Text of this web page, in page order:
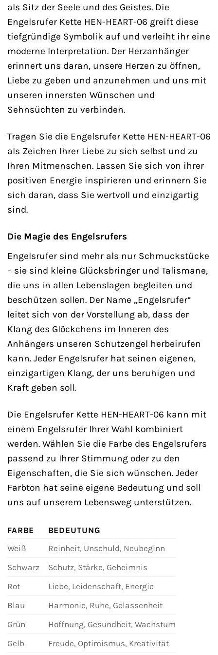
als Sitz der Seele und des Geistes. Die
Engelsrufer Kette HEN-HEART-06 greift diese
tiefgründige Symbolik auf und verleiht ihr eine
moderne Interpretation. Der Herzanhänger
erinnert uns daran, unsere Herzen zu öffnen,
Liebe zu geben und anzunehmen und uns mit
unseren innersten Wünschen und
Sehnsüchten zu verbinden.
Tragen Sie die Engelsrufer Kette HEN-HEART-06
als Zeichen Ihrer Liebe zu sich selbst und zu
Ihren Mitmenschen. Lassen Sie sich von ihrer
positiven Energie inspirieren und erinnern Sie
sich daran, dass Sie wertvoll und einzigartig
sind.
Die Magie des Engelsrufers
Engelsrufer sind mehr als nur Schmuckstücke
– sie sind kleine Glücksbringer und Talismane,
die uns in allen Lebenslagen begleiten und
beschützen sollen. Der Name „Engelsrufer“
leitet sich von der Vorstellung ab, dass der
Klang des Glöckchens im Inneren des
Anhängers unseren Schutzengel herbeirufen
kann. Jeder Engelsrufer hat seinen eigenen,
einzigartigen Klang, der uns beruhigen und
Kraft geben soll.
Die Engelsrufer Kette HEN-HEART-06 kann mit
einem Engelsrufer Ihrer Wahl kombiniert
werden. Wählen Sie die Farbe des Engelsrufers
passend zu Ihrer Stimmung oder zu den
Eigenschaften, die Sie sich wünschen. Jeder
Farbton hat seine eigene Bedeutung und soll
uns auf unserem Lebensweg unterstützen.
FARBE
BEDEUTUNG
Weiß
Reinheit, Unschuld, Neubeginn
Schwarz
Schutz, Stärke, Geheimnis
Rot
Liebe, Leidenschaft, Energie
Blau
Harmonie, Ruhe, Gelassenheit
Grün
Hoffnung, Gesundheit, Wachstum
Gelb
Freude, Optimismus, Kreativität